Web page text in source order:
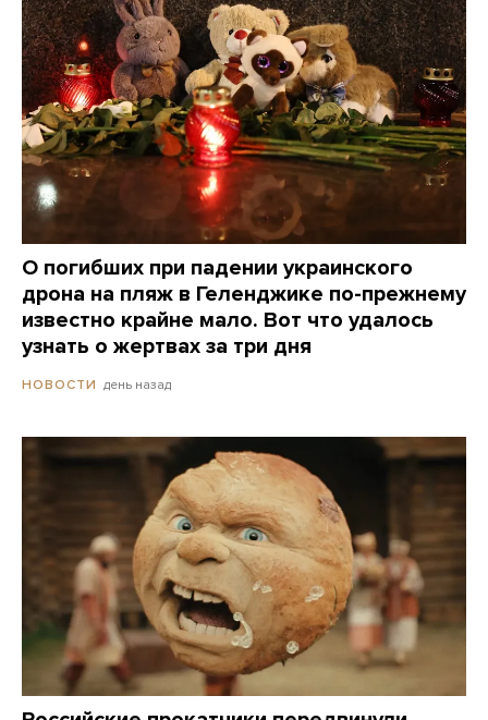
О погибших при падении украинского
дрона на пляж в Геленджике по-прежнему
известно крайне мало. Вот что удалось
узнать о жертвах за три дня
НОВОСТИ день назад